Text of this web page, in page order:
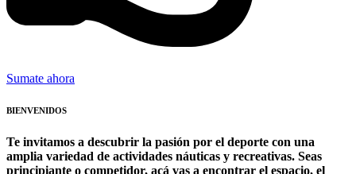
Sumate ahora
BIENVENIDOS
Te invitamos a descubrir la pasión por el deporte con una
amplia variedad de actividades náuticas y recreativas. Seas
principiante o competidor, acá vas a encontrar el espacio, el